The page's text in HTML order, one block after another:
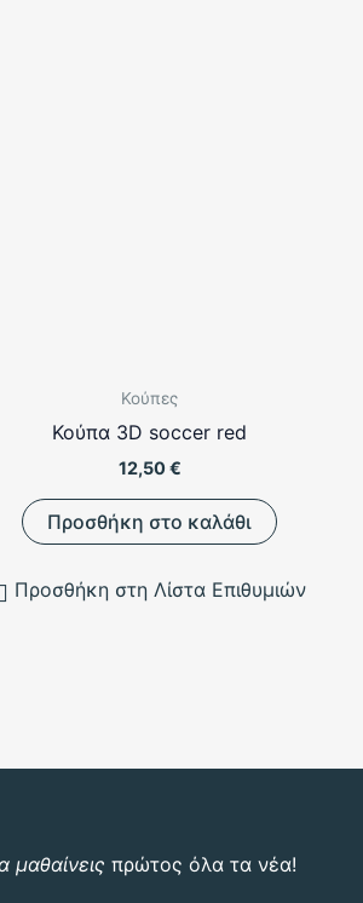
Κούπες
Κούπα 3D soccer red
12,50€
Προσθήκη στο καλάθι
Προσθήκη στη Λίστα Επιθυμιών
πρώτος όλα τα νέα!